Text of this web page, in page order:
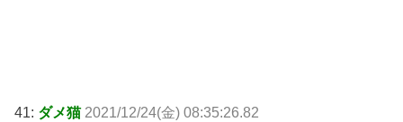
41: ダメ猫 2021/12/24(金) 08:35:26.82